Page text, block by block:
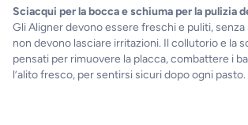
Sciacqui per la bocca e schiuma per la pulizia
Gli Aligner devono essere freschi e puliti, senza
non devono lasciare irritazioni. Il collutorio e la
pensati per rimuovere la placca, combattere i
l’alito fresco, per sentirsi sicuri dopo ogni pasto.